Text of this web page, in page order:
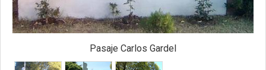
Pasaje Carlos Gardel